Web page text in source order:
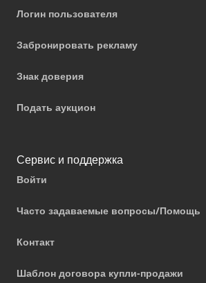
Логин пользователя
Забронировать рекламу
Знак доверия
Подать аукцион
Сервис и поддержка
Войти
Часто задаваемые вопросы/Помощь
Контакт
Шаблон договора купли-продажи